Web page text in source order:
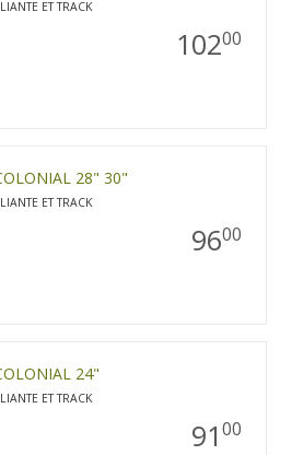
ET TRACK
10200
28" 30"
ET TRACK
9600
24"
ET TRACK
9100